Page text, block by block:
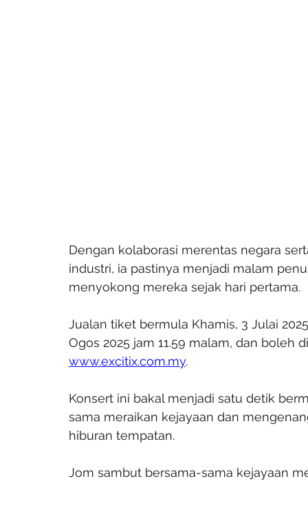
Dengan kolaborasi merentas negara
industri, ia pastinya menjadi malam
menyokong mereka sejak hari pertama.
Jualan tiket bermula Khamis, 3 Julai
Ogos 2025 jam 11.59 malam, dan
www.excitix.com.my.
Konsert ini bakal menjadi satu detik
sama meraikan kejayaan dan
hiburan tempatan.
Jom sambut bersama-sama kejayaan